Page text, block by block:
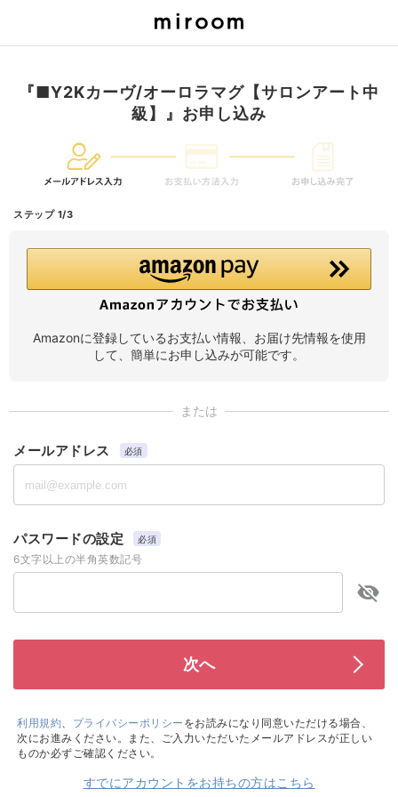
『■Y2Kカーヴ/オーロラマグ【サロンアート中
級】』お申し込み
ステップ 1/3
Amazonに登録しているお支払い情報、お届け先情報を使用
して、簡単にお申し込みが可能です。
または
メールアドレス 必須
パスワードの設定 必須
6文字以上の半角英数記号
利用規約、 プライバシーポリシー をお読みになり同意いただける場合、
次にお進みください。また、ご入力いただいたメールアドレスが正しい
ものか必ずご確認ください。
すでにアカウントをお持ちの方はこちら